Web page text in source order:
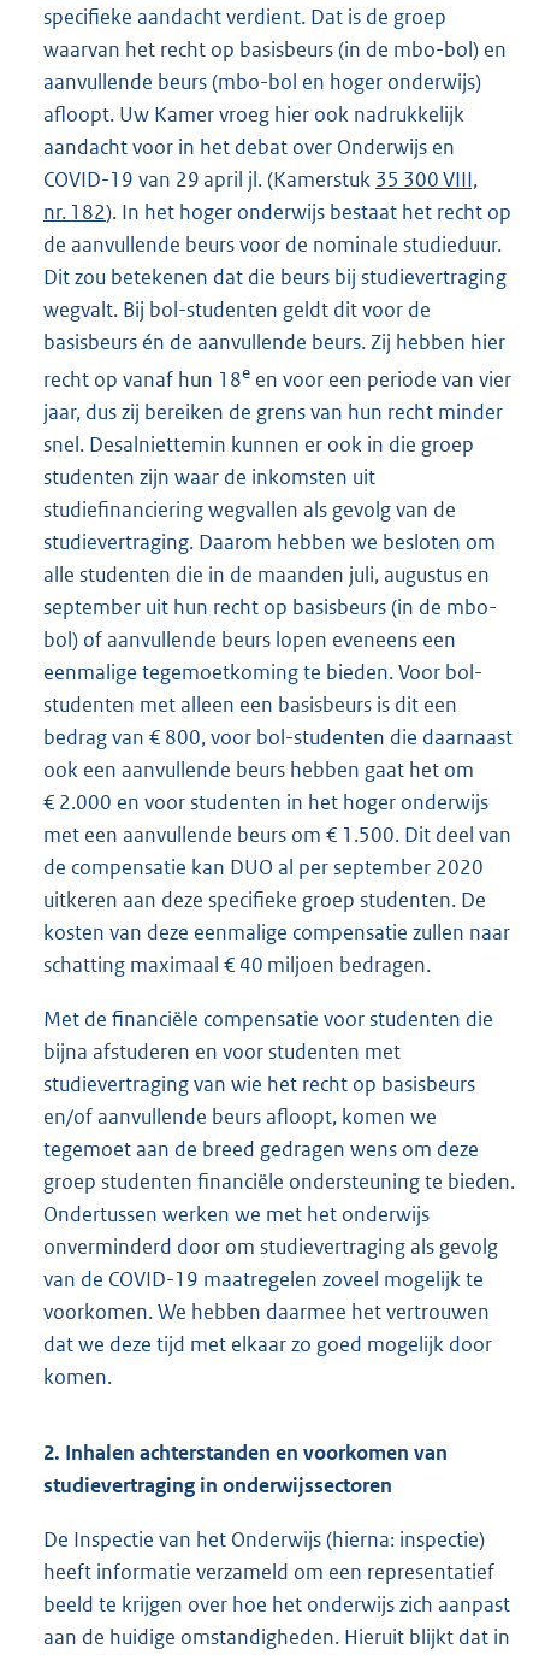
specifieke aandacht verdient. Dat is de groep
waarvan het recht op basisbeurs (in de mbo-bol) en
aanvullende beurs (mbo-bol en hoger onderwijs)
afloopt. Uw Kamer vroeg hier ook nadrukkelijk
aandacht voor in het debat over Onderwijs en
COVID-19 van 29 april jl. (Kamerstuk 35 300 VIII,
nr. 182). In het hoger onderwijs bestaat het recht op
de aanvullende beurs voor de nominale studieduur.
Dit zou betekenen dat die beurs bij studievertraging
wegvalt. Bij bol-studenten geldt dit voor de
basisbeurs én de aanvullende beurs. Zij hebben hier
recht op vanaf hun 18e en voor een periode van vier
jaar, dus zij bereiken de grens van hun recht minder
snel. Desalniettemin kunnen er ook in die groep
studenten zijn waar de inkomsten uit
studiefinanciering wegvallen als gevolg van de
studievertraging. Daarom hebben we besloten om
alle studenten die in de maanden juli, augustus en
september uit hun recht op basisbeurs (in de mbo-
bol) of aanvullende beurs lopen eveneens een
eenmalige tegemoetkoming te bieden. Voor bol-
studenten met alleen een basisbeurs is dit een
bedrag van € 800, voor bol-studenten die daarnaast
ook een aanvullende beurs hebben gaat het om
€ 2.000 en voor studenten in het hoger onderwijs
met een aanvullende beurs om € 1.500. Dit deel van
de compensatie kan DUO al per september 2020
uitkeren aan deze specifieke groep studenten. De
kosten van deze eenmalige compensatie zullen naar
schatting maximaal € 40 miljoen bedragen.
Met de financiële compensatie voor studenten die
bijna afstuderen en voor studenten met
studievertraging van wie het recht op basisbeurs
en/of aanvullende beurs afloopt, komen we
tegemoet aan de breed gedragen wens om deze
groep studenten financiële ondersteuning te bieden.
Ondertussen werken we met het onderwijs
onverminderd door om studievertraging als gevolg
van de COVID-19 maatregelen zoveel mogelijk te
voorkomen. We hebben daarmee het vertrouwen
dat we deze tijd met elkaar zo goed mogelijk door
komen.
2. Inhalen achterstanden en voorkomen van
studievertraging in onderwijssectoren
De Inspectie van het Onderwijs (hierna: inspectie)
heeft informatie verzameld om een representatief
beeld te krijgen over hoe het onderwijs zich aanpast
aan de huidige omstandigheden. Hieruit blijkt dat in